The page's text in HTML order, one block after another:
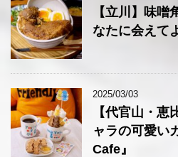
【立川】味噌
なたに会えて
2025/03/03
【代官山・恵
ャラの可愛い
Cafe』